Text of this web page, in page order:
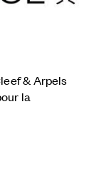
& Arpels
la